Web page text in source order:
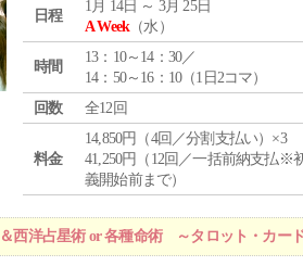
日程
1月 14日 ～ 3月 25日
A Week（水）
時間
13：10～14：30／
14：50～16：10（1日2コマ）
回数
全12回
料金
14,850円（4回／分割支払い）×3
41,250円（12回／一括前納支払※
義開始前まで）
西洋占星術 or 各種命術 ～タロット・カー